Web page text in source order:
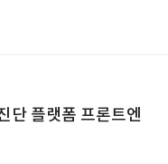
플랫폼 프론트엔